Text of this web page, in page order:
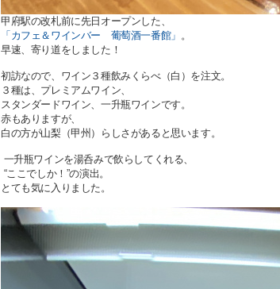
甲府駅の改札前に先日オープンした、
「カフェ＆ワインバー 葡萄酒一番館」 。
早速、寄り道をしました！
初訪なので、ワイン３種飲みくらべ（白）を注文。
３種は、プレミアムワイン、
スタンダードワイン、一升瓶ワインです。
赤もありますが、
白の方が山梨（甲州）らしさがあると思います。
一升瓶ワインを湯呑みで飲らしてくれる、
“ここでしか！”の演出。
とても気に入りました。